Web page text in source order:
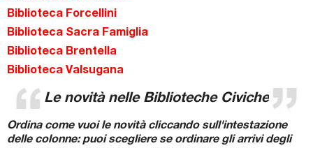
Biblioteca Forcellini
Biblioteca Sacra Famiglia
Biblioteca Brentella
Biblioteca Valsugana
Le novità nelle Biblioteche Civiche
Ordina come vuoi le novità cliccando sull'intestazione
delle colonne: puoi scegliere se ordinare gli arrivi degli